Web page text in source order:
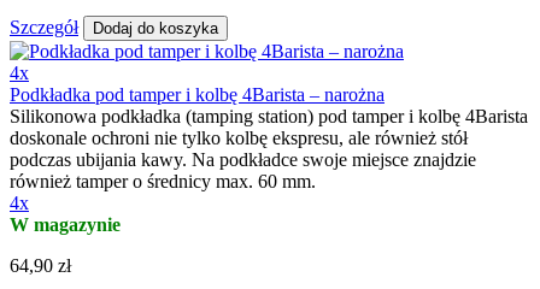
Szczegół Dodaj do koszyka
4x
Podkładka pod tamper i kolbę 4Barista – narożna
Silikonowa podkładka (tamping station) pod tamper i kolbę 4Barista
doskonale ochroni nie tylko kolbę ekspresu, ale również stół
podczas ubijania kawy. Na podkładce swoje miejsce znajdzie
również tamper o średnicy max. 60 mm.
4x
W magazynie
64,90 zł